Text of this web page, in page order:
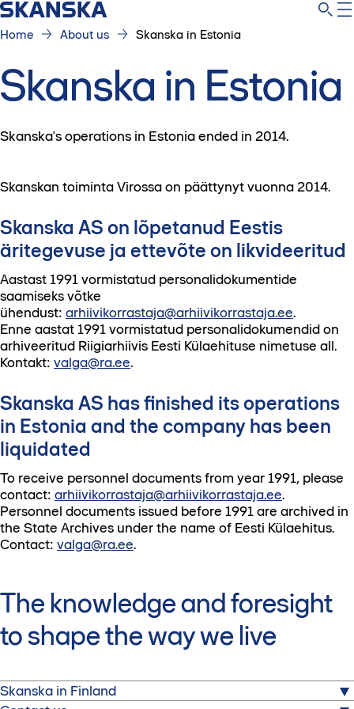
Home About us Skanska in Estonia
Skanska in Estonia
Skanska's operations in Estonia ended in 2014.
Skanskan toiminta Virossa on päättynyt vuonna 2014.
Skanska AS on lõpetanud Eestis
äritegevuse ja ettevõte on likvideeritud
Aastast 1991 vormistatud personalidokumentide
saamiseks võtke
ühendust: arhiivikorrastaja@arhiivikorrastaja.ee.
Enne aastat 1991 vormistatud personalidokumendid on
arhiveeritud Riigiarhiivis Eesti Külaehituse nimetuse all.
Kontakt: valga@ra.ee.
Skanska AS has finished its operations
in Estonia and the company has been
liquidated
To receive personnel documents from year 1991, please
contact: arhiivikorrastaja@arhiivikorrastaja.ee.
Personnel documents issued before 1991 are archived in
the State Archives under the name of Eesti Külaehitus.
Contact: valga@ra.ee.
The knowledge and foresight
to shape the way we live
Skanska in Finland